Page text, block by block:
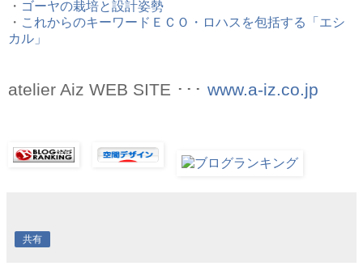
・ ゴーヤの栽培と設計姿勢
・ これからのキーワードＥＣＯ・ロハスを包括する「エシ
カル」
atelier Aiz WEB SITE ･･･ www.a-iz.co.jp
共有